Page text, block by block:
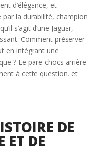
d’élégance, et
la durabilité, champion
s’agit d’une Jaguar,
Comment préserver
en intégrant une
? Le pare-chocs arrière
à cette question, et
DE
ET DE